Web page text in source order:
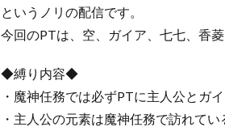
というノリの配信です。
今回のPTは、空、ガイア、七七、香菱
◆縛り内容◆
・魔神任務では必ずPTに主人公とガ
・主人公の元素は魔神任務で訪れて